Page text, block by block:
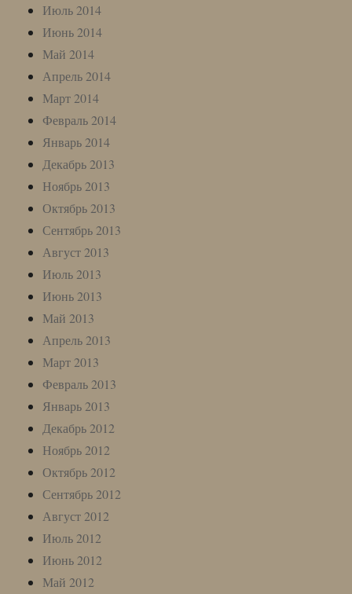
Июль 2014
Июнь 2014
Май 2014
Апрель 2014
Март 2014
Февраль 2014
Январь 2014
Декабрь 2013
Ноябрь 2013
Октябрь 2013
Сентябрь 2013
Август 2013
Июль 2013
Июнь 2013
Май 2013
Апрель 2013
Март 2013
Февраль 2013
Январь 2013
Декабрь 2012
Ноябрь 2012
Октябрь 2012
Сентябрь 2012
Август 2012
Июль 2012
Июнь 2012
Май 2012